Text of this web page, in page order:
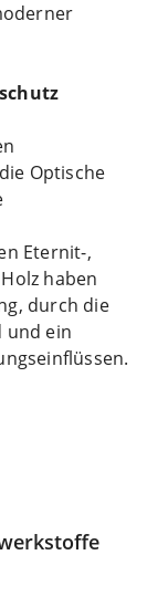
Optische
Eternit-,
haben
durch die
und ein